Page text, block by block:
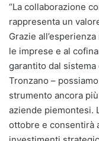
“La collaborazione
rappresenta un
Grazie
le imprese e al
garantito dal
Tronzano –
strumento ancora
aziende piemontesi.
ottobre e consentirà